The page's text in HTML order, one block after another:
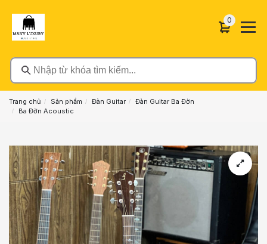
Nhập từ khóa tìm kiếm...
00 sản
Trang chủ Sản phẩm Đàn Guitar
Đàn Guitar Ba Đờn
Ba Đờn Acoustic